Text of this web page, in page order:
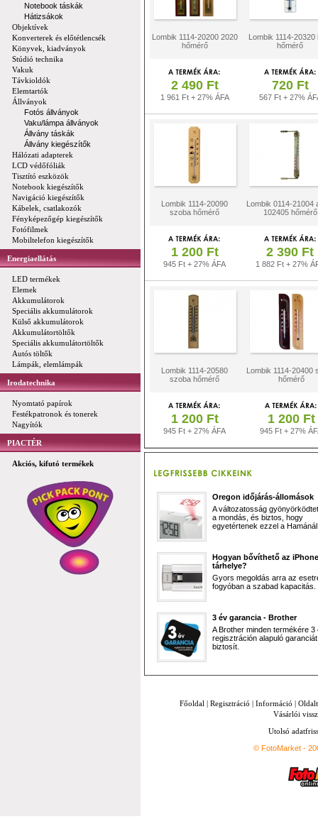
Notebook táskák
Hátizsákok
Objektívek
Konverterek és előtétlencsék
Könyvek, kiadványok
Stúdió technika
Vakuk
Távkioldók
Elemtartók
Állványok
Fotós állványok
Vaku/lámpa állványok
Állvány táskák
Állvány kiegészítők
Hálózati adapterek
LCD védőfóliák
Tisztító eszközök
Notebook kiegészítők
Navigáció kiegészítők
Kábelek, csatlakozók
Fényképezőgép kiegészítők
Fotófilmek
Mobiltelefon kiegészítők
Energiaellátás
LED termékek
Elemek
Akkumulátorok
Speciális akkumulátorok
Külső akkumulátorok
Akkumulátortöltők
Speciális akkumulátortöltők
Autós töltők
Lámpák, elemlámpák
Irodatechnika
Nyomtató papírok
Festékpatronok és tonerek
Nagyítók
PIACTÉR
Akciós, kifutó termékek
Lombik 1114-20200 2020
hőmérő
Lombik 1114-20320
hőmérő
2 490 Ft
1 961 Ft + 27% ÁFA
720 Ft
567 Ft + 27%
Lombik 1114-20090
szoba hőmérő
Lombik 0114-21004
102405 hőmérő
1 200 Ft
945 Ft + 27% ÁFA
2 390 Ft
1 882 Ft + 27%
Lombik 1114-20580
szoba hőmérő
Lombik 1114-20400
hőmérő
1 200 Ft
945 Ft + 27% ÁFA
1 200 Ft
945 Ft + 27%
Oregon időjárás-állomások
A változatosság
a mondás, és biztos, hogy
egyetértenek ezzel a
Hogyan bővíthető az iPhone
tárhelye?
Gyors megoldás arra az
fogyóban a szabad kapacitás.
3 év garancia - Brother
A Brother minden termékére 3
regisztráción alapuló garanciát
biztosít.
Főoldal | Regisztráció | Információ |
Vásárlói
Utolsó
© FotoMarket -